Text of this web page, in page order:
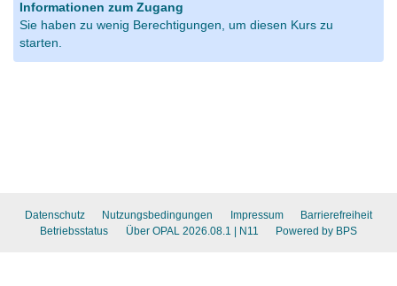
Informationen zum Zugang
Sie haben zu wenig Berechtigungen, um diesen Kurs zu
starten.
Datenschutz Nutzungsbedingungen Impressum
Barrierefreiheit
Betriebsstatus
Über OPAL 2026.08.1 | N11 Powered by BPS